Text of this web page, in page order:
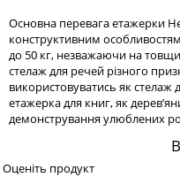
Основна перевага етажерки
конструктивним
до 50 кг, незважаючи на
стелаж для речей різного
використовуватись як стелаж
етажерка для книг, як
демонстрування улюблених
Оценіть продукт